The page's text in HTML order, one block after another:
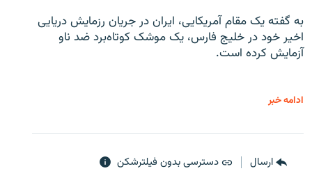
به گفته یک مقام آمریکایی، ایران در جریان رزمایش دریایی
اخیر خود در خلیج فارس، یک موشک کوتاه‌برد ضد ناو
آزمایش کرده است.
ادامه خبر
ارسال دسترسی بدون فیلترشکن